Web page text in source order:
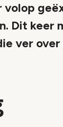
Dit keer
ver